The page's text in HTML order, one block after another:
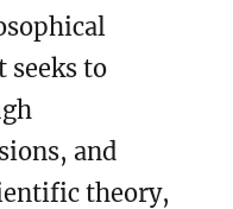
seeks to
and
theory,